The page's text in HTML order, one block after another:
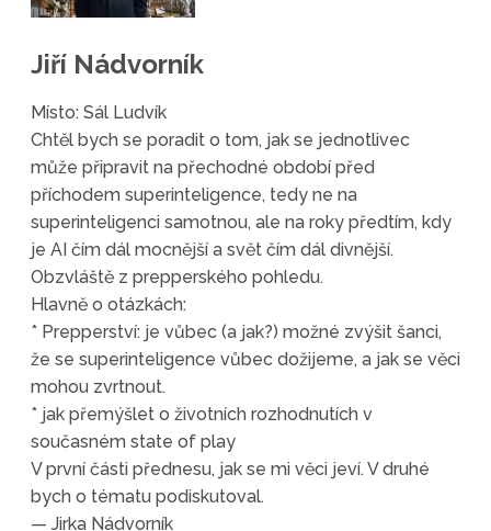
Jiří Nádvorník
Místo: Sál Ludvík
Chtěl bych se poradit o tom, jak se jednotlivec
může připravit na přechodné období před
příchodem superinteligence, tedy ne na
superinteligenci samotnou, ale na roky předtím, kdy
je AI čím dál mocnější a svět čím dál divnější.
Obzvláště z prepperského pohledu.
Hlavně o otázkách:
* Prepperství: je vůbec (a jak?) možné zvýšit šanci,
že se superinteligence vůbec dožijeme, a jak se věci
mohou zvrtnout.
* jak přemýšlet o životních rozhodnutích v
současném state of play
V první části přednesu, jak se mi věci jeví. V druhé
bych o tématu podiskutoval.
— Jirka Nádvorník